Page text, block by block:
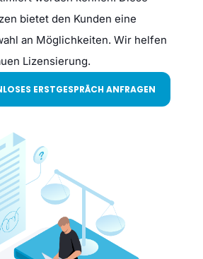
bietet den Kunden eine
an Möglichkeiten. Wir helfen
Lizensierung.
ERSTGESPRÄCH ANFRAGEN